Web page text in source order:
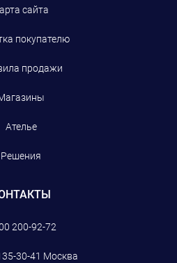
сайта
покупателю
продажи
Ателье
Решения
200-92-72
30-41 Москва